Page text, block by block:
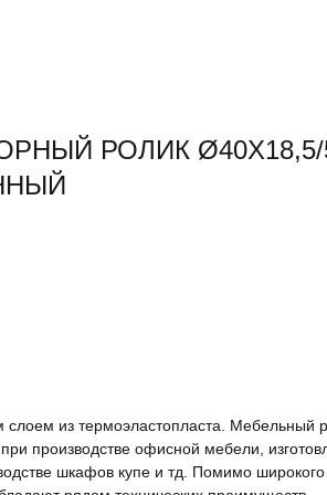
РОЛИК Ø40Х18,5/
слоем из термоэластопласта. Мебельный
производстве офисной мебели,
шкафов купе и тд. Помимо широкого